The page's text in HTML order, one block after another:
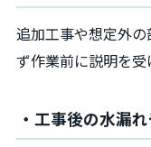
追加工事や想定外
ず作業前に説明を受
・工事後の水漏